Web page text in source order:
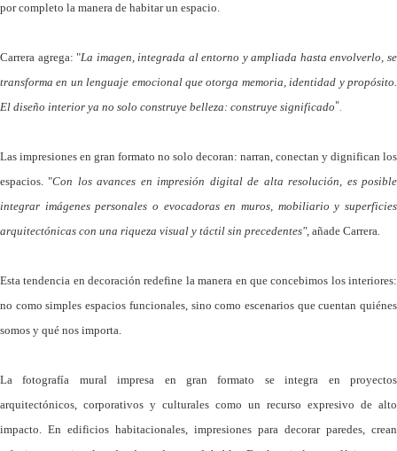
por completo la manera de habitar un espacio.
Carrera agrega: "La imagen, integrada al entorno y ampliada hasta envolverlo, se
transforma en un lenguaje emocional que otorga memoria, identidad y propósito.
El diseño interior ya no solo construye belleza: construye significado".
Las impresiones en gran formato no solo decoran: narran, conectan y dignifican los
espacios. "Con los avances en impresión digital de alta resolución, es posible
integrar imágenes personales o evocadoras en muros, mobiliario y superficies
arquitectónicas con una riqueza visual y táctil sin precedentes", añade Carrera.
Esta tendencia en decoración redefine la manera en que concebimos los interiores:
no como simples espacios funcionales, sino como escenarios que cuentan quiénes
somos y qué nos importa.
La fotografía mural impresa en gran formato se integra en proyectos
arquitectónicos, corporativos y culturales como un recurso expresivo de alto
impacto. En edificios habitacionales, impresiones para decorar paredes, crean